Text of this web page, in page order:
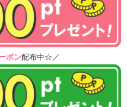
ポン配布中☆／